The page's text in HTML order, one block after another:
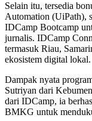
Selain itu, tersedia
Automation (UiPath),
IDCamp Bootcamp
jurnalis. IDCamp
termasuk Riau,
ekosistem digital lokal.
Dampak nyata
Sutriyan dari
dari IDCamp, ia
BMKG untuk